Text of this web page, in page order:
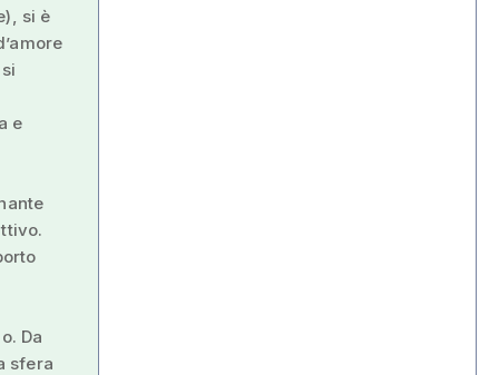
si è
e
Da
sfera